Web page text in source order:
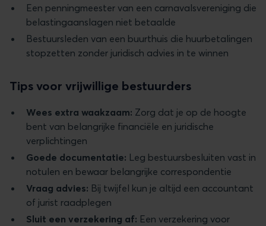
Een penningmeester van een carnavalsvereniging die
belastingaanslagen niet betaalde
Bestuursleden van een buurthuis die huurbetalingen
stopzetten zonder juridisch advies in te winnen
Tips voor vrijwillige bestuurders
Wees extra waakzaam: Zorg dat je op de hoogte
bent van belangrijke financiële en juridische
verplichtingen
Goede documentatie: Leg bestuursbesluiten vast in
notulen en bewaar belangrijke correspondentie
Vraag advies: Bij twijfel kun je altijd een accountant
of jurist raadplegen
Sluit een verzekering af: Een verzekering voor